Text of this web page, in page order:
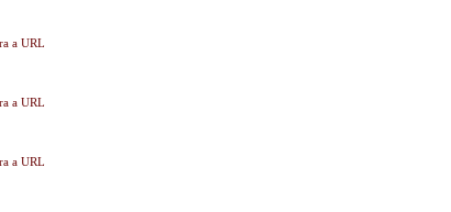
a URL
a URL
a URL